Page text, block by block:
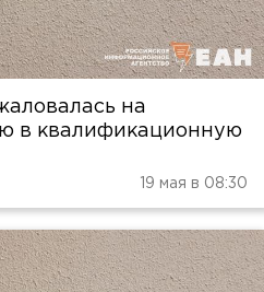
на
в квалификационную
19 мая в 08:30